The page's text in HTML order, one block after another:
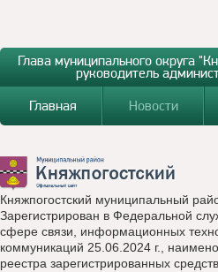
Глава муниципального округа
руководитель
Главная
Новости
Княжпогостский муниципальный
Зарегистрирован в Федеральной
сфере связи, информационных
коммуникаций 25.06.2024 г.,
реестра зарегистрированных